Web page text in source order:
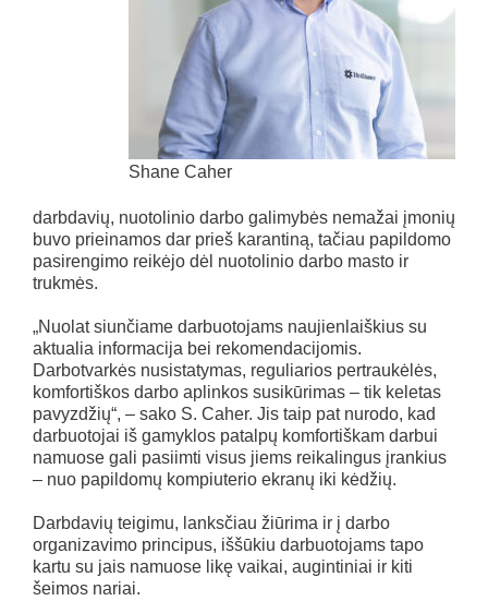
Shane Caher
darbdavių, nuotolinio darbo galimybės nemažai įmonių
buvo prieinamos dar prieš karantiną, tačiau papildomo
pasirengimo reikėjo dėl nuotolinio darbo masto ir
trukmės.
„Nuolat siunčiame darbuotojams naujienlaiškius su
aktualia informacija bei rekomendacijomis.
Darbotvarkės nusistatymas, reguliarios pertraukėlės,
komfortiškos darbo aplinkos susikūrimas – tik keletas
pavyzdžių“, – sako S. Caher. Jis taip pat nurodo, kad
darbuotojai iš gamyklos patalpų komfortiškam darbui
namuose gali pasiimti visus jiems reikalingus įrankius
– nuo papildomų kompiuterio ekranų iki kėdžių.
Darbdavių teigimu, lanksčiau žiūrima ir į darbo
organizavimo principus, iššūkiu darbuotojams tapo
kartu su jais namuose likę vaikai, augintiniai ir kiti
šeimos nariai.